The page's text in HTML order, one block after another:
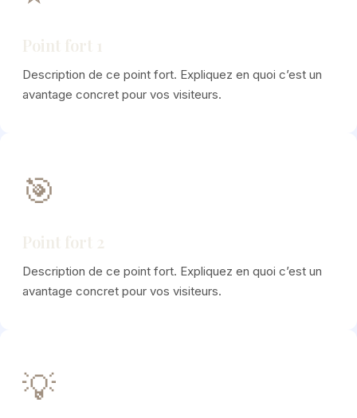
Point fort 1
Description de ce point fort. Expliquez en quoi c’est un
avantage concret pour vos visiteurs.
🎯
Point fort 2
Description de ce point fort. Expliquez en quoi c’est un
avantage concret pour vos visiteurs.
💡